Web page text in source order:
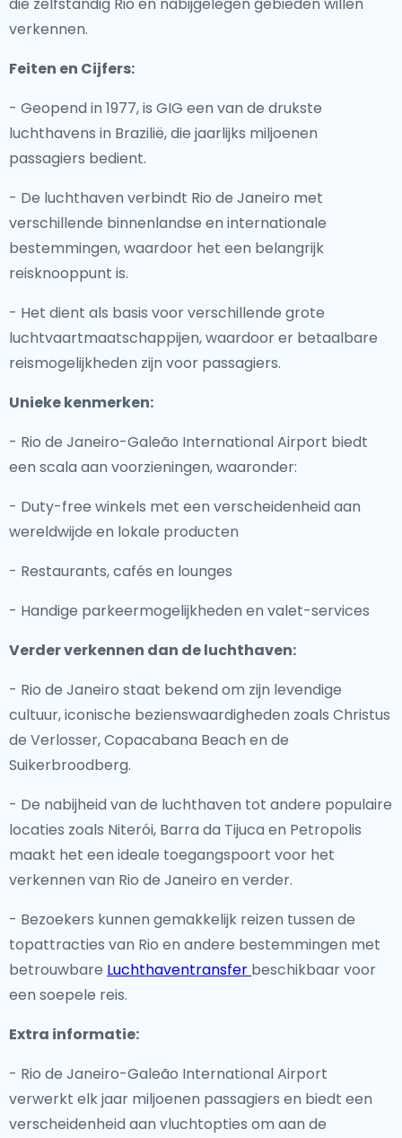
verkennen.
Feiten en Cijfers:
- Geopend in 1977, is GIG een van de drukste
luchthavens in Brazilië, die jaarlijks miljoenen
passagiers bedient.
- De luchthaven verbindt Rio de Janeiro met
verschillende binnenlandse en internationale
bestemmingen, waardoor het een belangrijk
reisknooppunt is.
- Het dient als basis voor verschillende grote
luchtvaartmaatschappijen, waardoor er betaalbare
reismogelijkheden zijn voor passagiers.
Unieke kenmerken:
- Rio de Janeiro-Galeão International Airport biedt
een scala aan voorzieningen, waaronder:
- Duty-free winkels met een verscheidenheid aan
wereldwijde en lokale producten
- Restaurants, cafés en lounges
- Handige parkeermogelijkheden en valet-services
Verder verkennen dan de luchthaven:
- Rio de Janeiro staat bekend om zijn levendige
cultuur, iconische bezienswaardigheden zoals Christus
de Verlosser, Copacabana Beach en de
Suikerbroodberg.
- De nabijheid van de luchthaven tot andere populaire
locaties zoals Niterói, Barra da Tijuca en Petropolis
maakt het een ideale toegangspoort voor het
verkennen van Rio de Janeiro en verder.
- Bezoekers kunnen gemakkelijk reizen tussen de
topattracties van Rio en andere bestemmingen met
betrouwbare Luchthaventransfer beschikbaar voor
een soepele reis.
Extra informatie:
- Rio de Janeiro-Galeão International Airport
verwerkt elk jaar miljoenen passagiers en biedt een
verscheidenheid aan vluchtopties om aan de